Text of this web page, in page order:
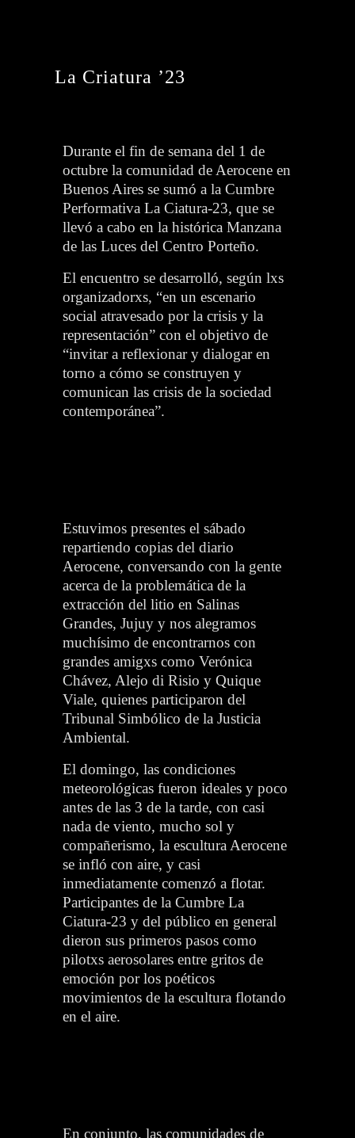
La Criatura ’23
Durante el fin de semanadel 1 de
octubre la comunidad de Aerocene en
Buenos Aires se sumó a la Cumbre
Performativa La Ciatura-23, que se
llevó a cabo en la histórica Manzana
de las Luces del Centro Porteño.
El encuentro se desarrolló, según lxs
organizadorxs, “en un escenario
social atravesado por la crisis y la
representación” con el objetivo de
“invitar a reflexionar y dialogar en
torno a cómo se construyen y
comunican las crisis de la sociedad
contemporánea”.
Estuvimos presentes el sábado
repartiendo copias del diario
Aerocene, conversando con la gente
acerca de la problemática de la
extracción del litio en Salinas
Grandes, Jujuy y nos alegramos
muchísimo de encontrarnos con
grandes amigxs como Verónica
Chávez, Alejo di Risio y Quique
Viale, quienes participaron del
Tribunal Simbólico de la Justicia
Ambiental.
El domingo, las condiciones
meteorológicas fueron ideales y poco
antes de las 3 de la tarde, con casi
nada de viento, mucho sol y
compañerismo, la escultura Aerocene
se infló con aire, y casi
inmediatamente comenzó a flotar.
Participantes de la Cumbre La
Ciatura-23 y del público en general
dieron sus primeros pasos como
pilotxs aerosolares entre gritos de
emoción por los poéticos
movimientos de la escultura flotando
en el aire.
En conjunto, las comunidades de